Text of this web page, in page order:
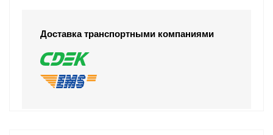
Доставка транспортными компаниями